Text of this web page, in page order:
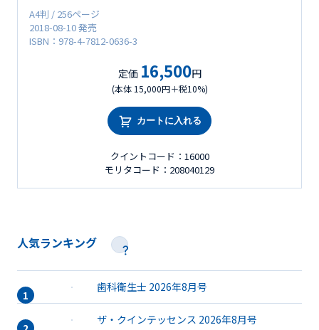
A4判 / 256ページ
2018-08-10 発売
ISBN：978-4-7812-0636-3
定価 16,500円
(本体 15,000円＋税10%)
カートに入れる
クイントコード：16000
モリタコード：208040129
人気ランキング
歯科衛生士 2026年8月号
ザ・クインテッセンス 2026年8月号